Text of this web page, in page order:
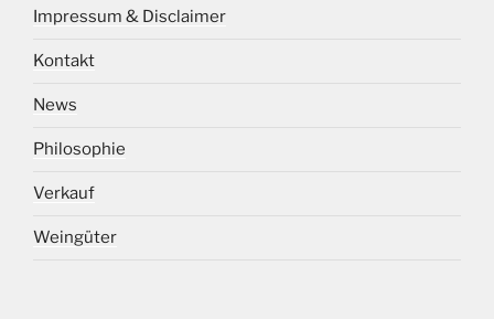
Impressum & Disclaimer
Kontakt
News
Philosophie
Verkauf
Weingüter